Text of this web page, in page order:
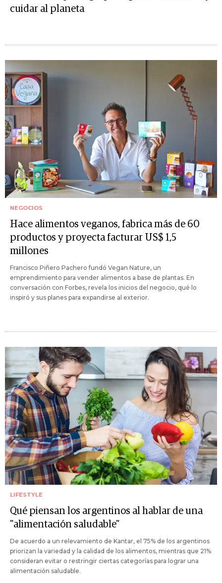
cuidar al planeta
NEGOCIOS
Hace alimentos veganos, fabrica más de 60
productos y proyecta facturar US$ 1,5
millones
Francisco Piñero Pachero fundó Vegan Nature, un
emprendimiento para vender alimentos a base de plantas. En
conversación con Forbes, revela los inicios del negocio, qué lo
inspiró y sus planes para expandirse al exterior.
LIFESTYLE
Qué piensan los argentinos al hablar de una
"alimentación saludable"
De acuerdo a un relevamiento de Kantar, el 75% de los argentinos
priorizan la variedad y la calidad de los alimentos, mientras que 21%
consideran evitar o restringir ciertas categorías para lograr una
alimentación saludable.